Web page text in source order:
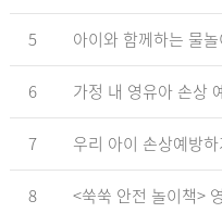
5 아이와 함께하는 물
6 가정 내 영유아 손상
7 우리 아이 손상예방
8